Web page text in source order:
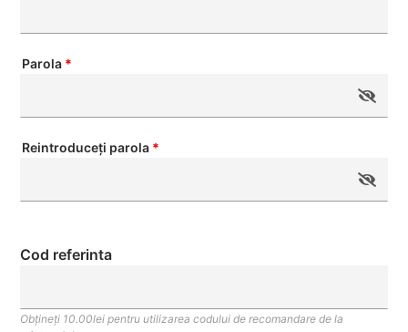
Parola *
Reintroduceți parola *
Cod referinta
Obțineți 10.00lei pentru utilizarea codului de recomandare de la